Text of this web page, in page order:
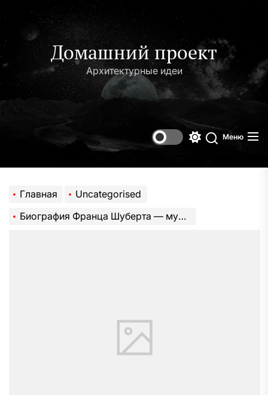
содержимому
Домашний проект
Архитектурные идеи
Поиск
Меню
Главная
Uncategorised
Биография Франца Шуберта — музыкальный талант, гениальность и открытие новых горизонтов в музыке